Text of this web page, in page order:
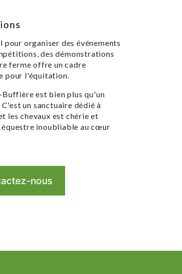
pour organiser des événements
des démonstrations
ferme offre un cadre
pour l'équitation.
Buffière est bien plus qu'un
un sanctuaire dédié à
les chevaux est chérie et
équestre inoubliable au cœur
nous